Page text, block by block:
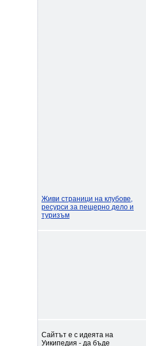
Живи страници на клубове,
ресурси за пещерно дело и
туризъм
Сайтът е с идеята на
Уикипедия - да бъде